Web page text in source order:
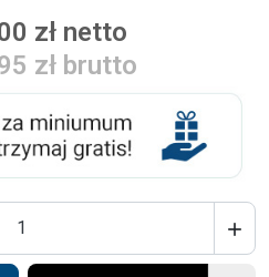
zł netto
zł brutto
